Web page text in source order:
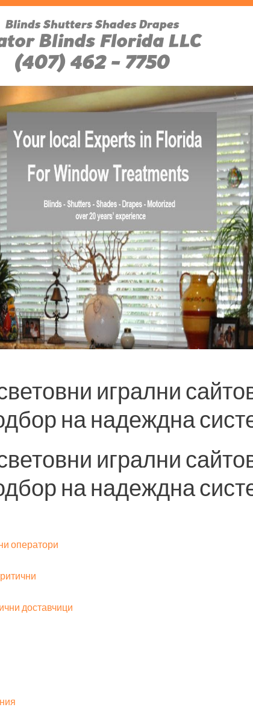
Blinds Shutters Shades Drapes
Blinds Florida LLC
(407) 462 - 7750
игрални
на надеждна
игрални
на надеждна
оператори
доставчици